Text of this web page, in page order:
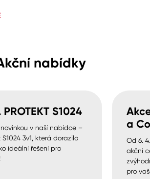
nabídky
PROTEKT S1024
v naší nabídce –
3v1, která dorazila
ideální řešení pro
a
Od 6.
akční
pro